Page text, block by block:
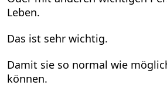
Leben.
Das ist sehr wichtig.
Damit sie so normal wie
können.